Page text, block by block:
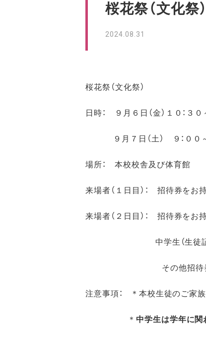
桜花祭（文化
2024.08.31
桜花祭（文化祭）
日時： ９月６日（金）１０：３０
９月７日（土） ９：００～
場所： 本校校舎及び体育館
来場者（１日目）： 招待券をお
来場者（２日目）： 招待券をお
中学生（生徒証の提示が
その他招待券を
注意事項： ＊本校生徒のご家
＊ 中学生は学年に関